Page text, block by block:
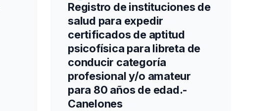
Registro de instituciones de
salud para expedir
certificados de aptitud
psicofísica para libreta de
conducir categoría
profesional y/o amateur
para 80 años de edad.-
Canelones